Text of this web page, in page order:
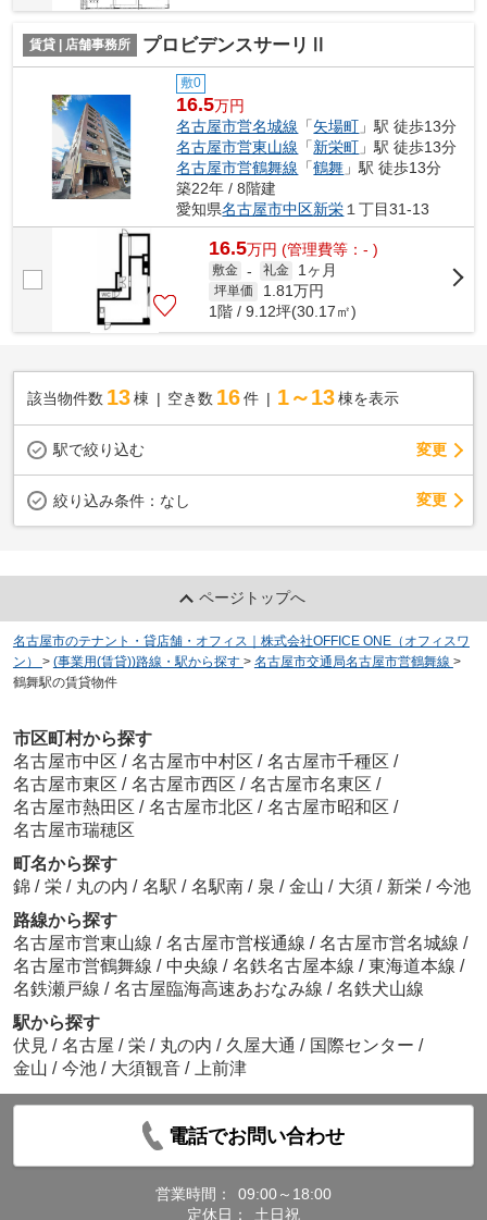
賃貸 | 店舗事務所 プロビデンスサーリⅡ
敷0
16.5万円
名古屋市営名城線 「矢場町 」駅 徒歩13分
名古屋市営東山線 「新栄町 」駅 徒歩13分
名古屋市営鶴舞線 「鶴舞 」駅 徒歩13分
築22年 / 8階建
愛知県名古屋市中区新栄１丁目31-13
16.5万円 (管理費等：- )
敷金 - 礼金 1ヶ月
坪単価 1.81万円
1階 / 9.12坪(30.17㎡)
該当物件数 13棟 空き数 16 件 1～13 棟を表示
駅で絞り込む 変更
絞り込み条件： なし 変更
ページトップへ
名古屋市のテナント・貸店舗・オフィス｜株式会社OFFICE ONE（オフィスワ
ン）
> (事業用(賃貸))路線・駅から探す > 名古屋市交通局名古屋市営鶴舞線 >
鶴舞駅の賃貸物件
市区町村から探す
名古屋市中区 / 名古屋市中村区 / 名古屋市千種区 /
名古屋市東区 / 名古屋市西区 / 名古屋市名東区 /
名古屋市熱田区 / 名古屋市北区 / 名古屋市昭和区 /
名古屋市瑞穂区
町名から探す
錦 / 栄 / 丸の内 / 名駅 / 名駅南 / 泉 / 金山 / 大須 / 新栄 / 今池
路線から探す
名古屋市営東山線 / 名古屋市営桜通線 / 名古屋市営名城線 /
名古屋市営鶴舞線 / 中央線 / 名鉄名古屋本線 / 東海道本線 /
名鉄瀬戸線 / 名古屋臨海高速あおなみ線 / 名鉄犬山線
駅から探す
伏見 / 名古屋 / 栄 / 丸の内 / 久屋大通 / 国際センター /
金山 / 今池 / 大須観音 / 上前津
電話でお問い合わせ
営業時間：
09:00～18:00
定休日：
土日祝